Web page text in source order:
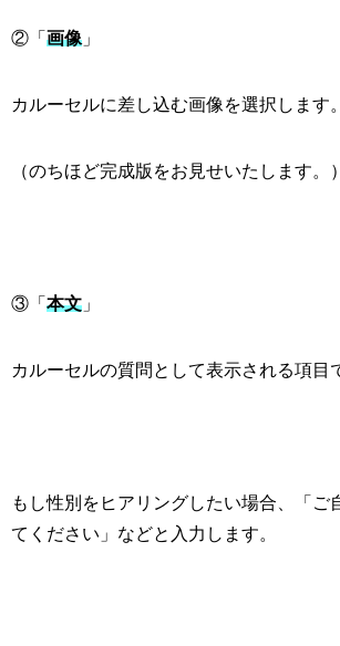
②「 画像 」
カルーセルに差し込む画像を選択します。
（のちほど完成版をお見せいたします。）
③「 本文 」
カルーセルの質問として表示される項目
もし性別をヒアリングしたい場合、「ご
てください」などと入力します。